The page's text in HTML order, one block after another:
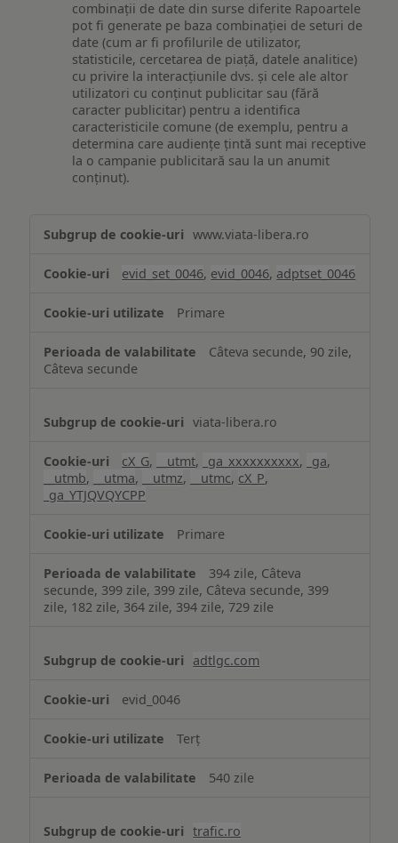
combinații de date din surse diferite Rapoartele
pot fi generate pe baza combinației de seturi de
date (cum ar fi profilurile de utilizator,
statisticile, cercetarea de piață, datele analitice)
cu privire la interacțiunile dvs. și cele ale altor
utilizatori cu conținut publicitar sau (fără
caracter publicitar) pentru a identifica
caracteristicile comune (de exemplu, pentru a
determina care audiențe țintă sunt mai receptive
la o campanie publicitară sau la un anumit
conținut).
www.viata-libera.ro
evid_set_0046, evid_0046, adptset_0046
Primare
Câteva secunde, 90 zile,
Câteva secunde
viata-libera.ro
cX_G, __utmt, _ga_xxxxxxxxxx, _ga,
__utmb, __utma, __utmz, __utmc, cX_P,
_ga_YTJQVQYCPP
Primare
394 zile, Câteva
secunde, 399 zile, 399 zile, Câteva secunde, 399
zile, 182 zile, 364 zile, 394 zile, 729 zile
adtlgc.com
evid_0046
Terț
540 zile
trafic.ro